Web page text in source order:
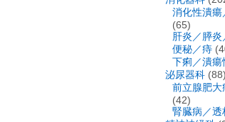
消化性潰瘍
(65)
肝炎／膵炎
便秘／痔
下痢／潰瘍
泌尿器科 (88)
前立腺肥大
(42)
腎臓病／透